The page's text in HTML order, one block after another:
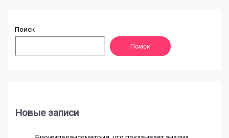
Поиск
Поиск
Новые записи